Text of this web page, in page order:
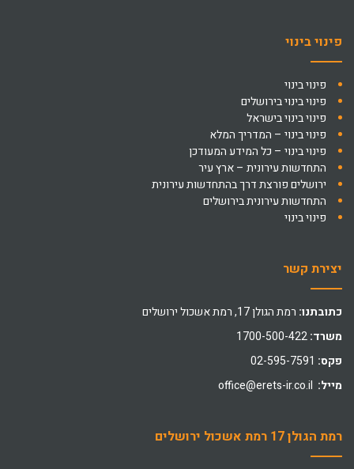
פינוי בינוי
פינוי בינוי
פינוי בינוי בירושלים
פינוי בינוי בישראל
פינוי בינוי – המדריך המלא
פינוי בינוי – כל המידע המעודכן
התחדשות עירונית – ארץ עיר
ירושלים פורצת דרך בהתחדשות עירונית
התחדשות עירונית בירושלים
פינוי בינוי
יצירת קשר
כתובתנו: רמת הגולן 17, רמת אשכול ירושלים
משרד:
פקס:
מייל: office@erets-ir.co.il
רמת הגולן 17 רמת אשכול ירושלים